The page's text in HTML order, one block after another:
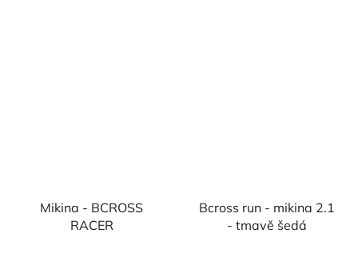
Mikina - BCROSS
RACER
Bcross run - mikina 2.1
- tmavě šedá